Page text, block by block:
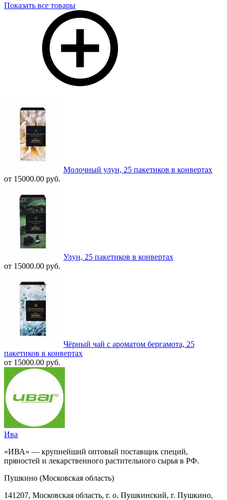
Показать все товары
Молочный улун, 25 пакетиков в конвертах
от 15000.00 руб.
Улун, 25 пакетиков в конвертах
от 15000.00 руб.
Чёрный чай с ароматом бергамота, 25
пакетиков в конвертах
от 15000.00 руб.
Ива
«ИВА» — крупнейший оптовый поставщик специй,
пряностей и лекарственного растительного сырья в РФ.
Пушкино (Московская область)
141207, Московская область, г. о. Пушкинский, г. Пушкино,